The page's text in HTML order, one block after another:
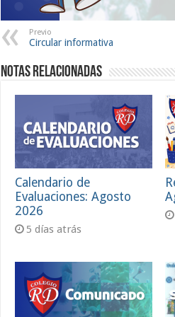
Previo
Circular informativa
Notas Relacionadas
Calendario de
Evaluaciones: Agosto
2026
5 días atrás